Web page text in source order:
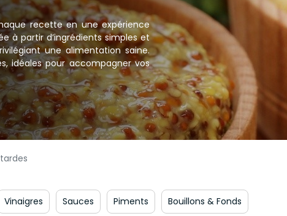
recette en une expérience
à partir d’ingrédients simples et
une alimentation saine.
idéales pour accompagner vos
Vinaigres Sauces Piments Bouillons & Fonds